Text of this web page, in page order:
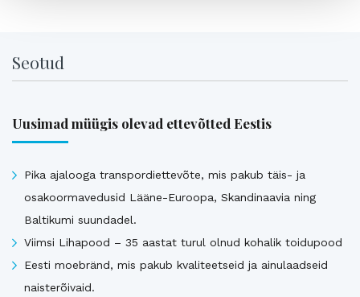
Seotud
Uusimad müügis olevad ettevõtted Eestis
Pika ajalooga transpordiettevõte, mis pakub täis- ja
osakoormavedusid Lääne-Euroopa, Skandinaavia ning
Baltikumi suundadel.
Viimsi Lihapood – 35 aastat turul olnud kohalik toidupood
Eesti moebränd, mis pakub kvaliteetseid ja ainulaadseid
naisterõivaid.